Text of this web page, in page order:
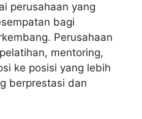
perusahaan yang
bagi
Perusahaan
mentoring,
ke posisi yang lebih
berprestasi dan